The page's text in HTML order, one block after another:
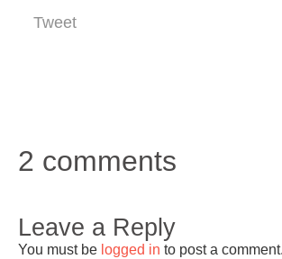
Tweet
2 comments
Leave a Reply
You must be logged in to post a comment.